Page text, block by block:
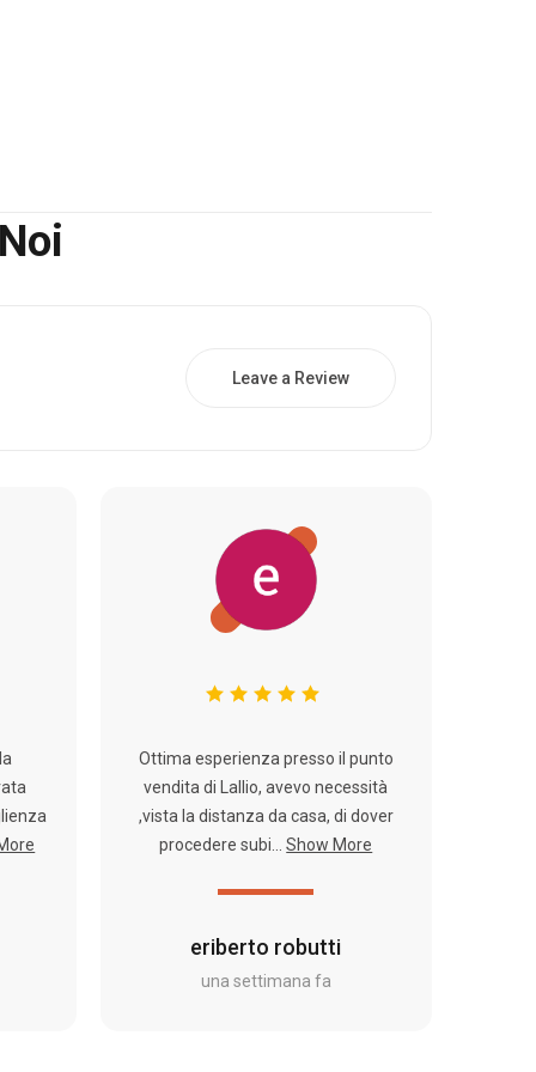
Leave a Review
eriberto robutti
una settimana fa
Ottima esperienza presso il punto
vendita di Lallio, avevo necessità
,vista la distanza da casa, di dover
procedere subi...
Show More